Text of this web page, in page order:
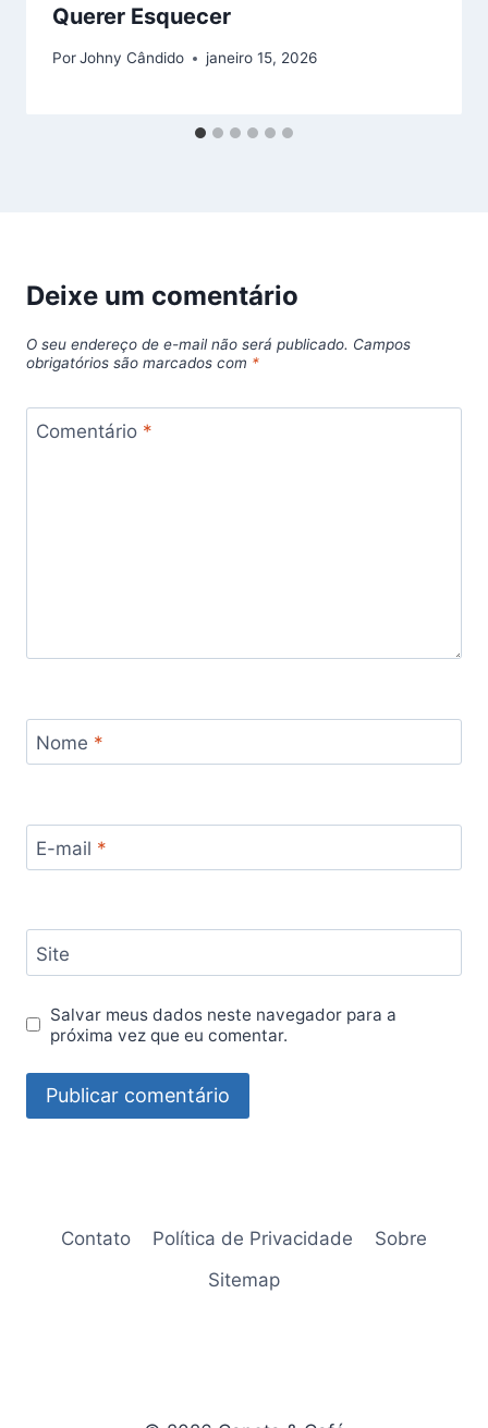
Querer Esquecer
PorJohny Cândido janeiro 15, 2026
Deixe um comentário
O seu endereço de e-mail não será publicado. Campos
obrigatórios são marcados com *
Comentário *
Nome *
E-mail *
Site
Salvar meus dados neste navegador para a
próxima vez que eu comentar.
Contato Política de Privacidade
Sobre
Sitemap